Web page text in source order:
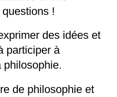
!
des idées et
participer à
philosophie.
de philosophie et